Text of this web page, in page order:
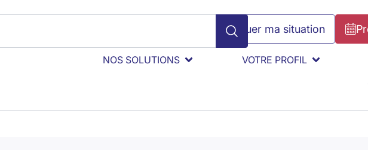
Évaluer ma situation
NOS SOLUTIONS VOTRE PROFIL